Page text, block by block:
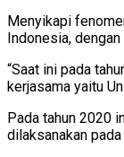
Menyikapi
Indonesia,
“Saat ini pada
kerjasama yaitu
Pada tahun 2020
dilaksanakan